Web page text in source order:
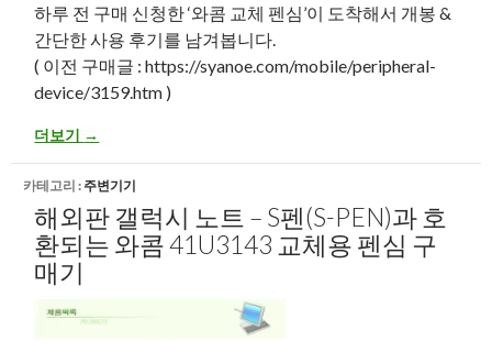
하루 전 구매 신청한 ‘와콤 교체 펜심’이 도착해서 개봉 &
간단한 사용 후기를 남겨봅니다.
( 이전 구매글 : https://syanoe.com/mobile/peripheral-
device/3159.htm )
해외판 갤럭시 노트 – S펜(S-pen)과 호환되는 와콤 41U3143 펜심
더보기 →
카테고리 : 주변기기
해외판 갤럭시 노트 – S펜(S-PEN)과 호
환되는 와콤 41U3143 교체용 펜심 구
매기